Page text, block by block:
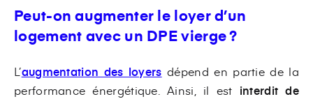
Peut-on augmenter le loyer d’un
logement avec un DPE vierge ?
L’augmentation des loyers dépend en partie de la
performance énergétique. Ainsi, il est interdit de